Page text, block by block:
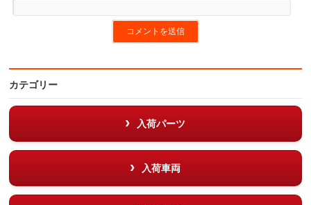
カテゴリー
入荷パーツ
入荷車両